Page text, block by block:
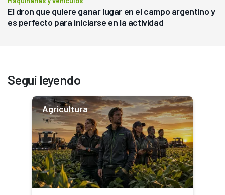
El dron que quiere ganar lugar en el campo argentino y
es perfecto para iniciarse en la actividad
Seguí leyendo
Agricultura